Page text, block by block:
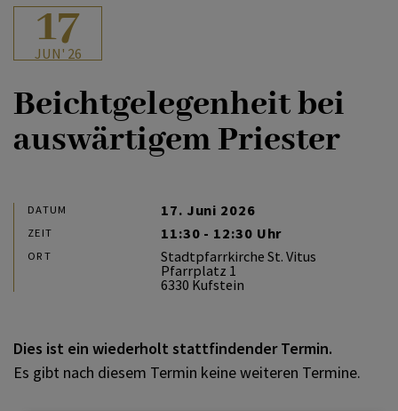
INFORMATION & BILDUNG
KONTAKT
17
JUN' 26
Beichtgelegenheit bei
auswärtigem Priester
DATUM 17. Juni 2026
ZEIT 11:30 - 12:30 Uhr
ORT
Stadtpfarrkirche St. Vitus
Pfarrplatz 1
6330 Kufstein
Dies ist ein wiederholt stattfindender Termin.
Es gibt nach diesem Termin keine weiteren Termine.